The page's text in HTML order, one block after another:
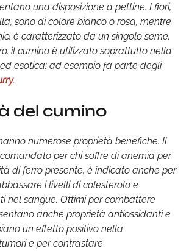
una disposizione a pettine. I fiori,
sono di colore bianco o rosa, mentre
è caratterizzato da un singolo seme.
il cumino è utilizzato soprattutto nella
esotica: ad esempio fa parte degli
.
del cumino
numerose proprietà benefiche. Il
per chi soffre di anemia per
di ferro presente, è indicato anche per
i livelli di colesterolo e
nel sangue. Ottimi per combattere
anche proprietà antiossidanti e
un effetto positivo nella
e per contrastare